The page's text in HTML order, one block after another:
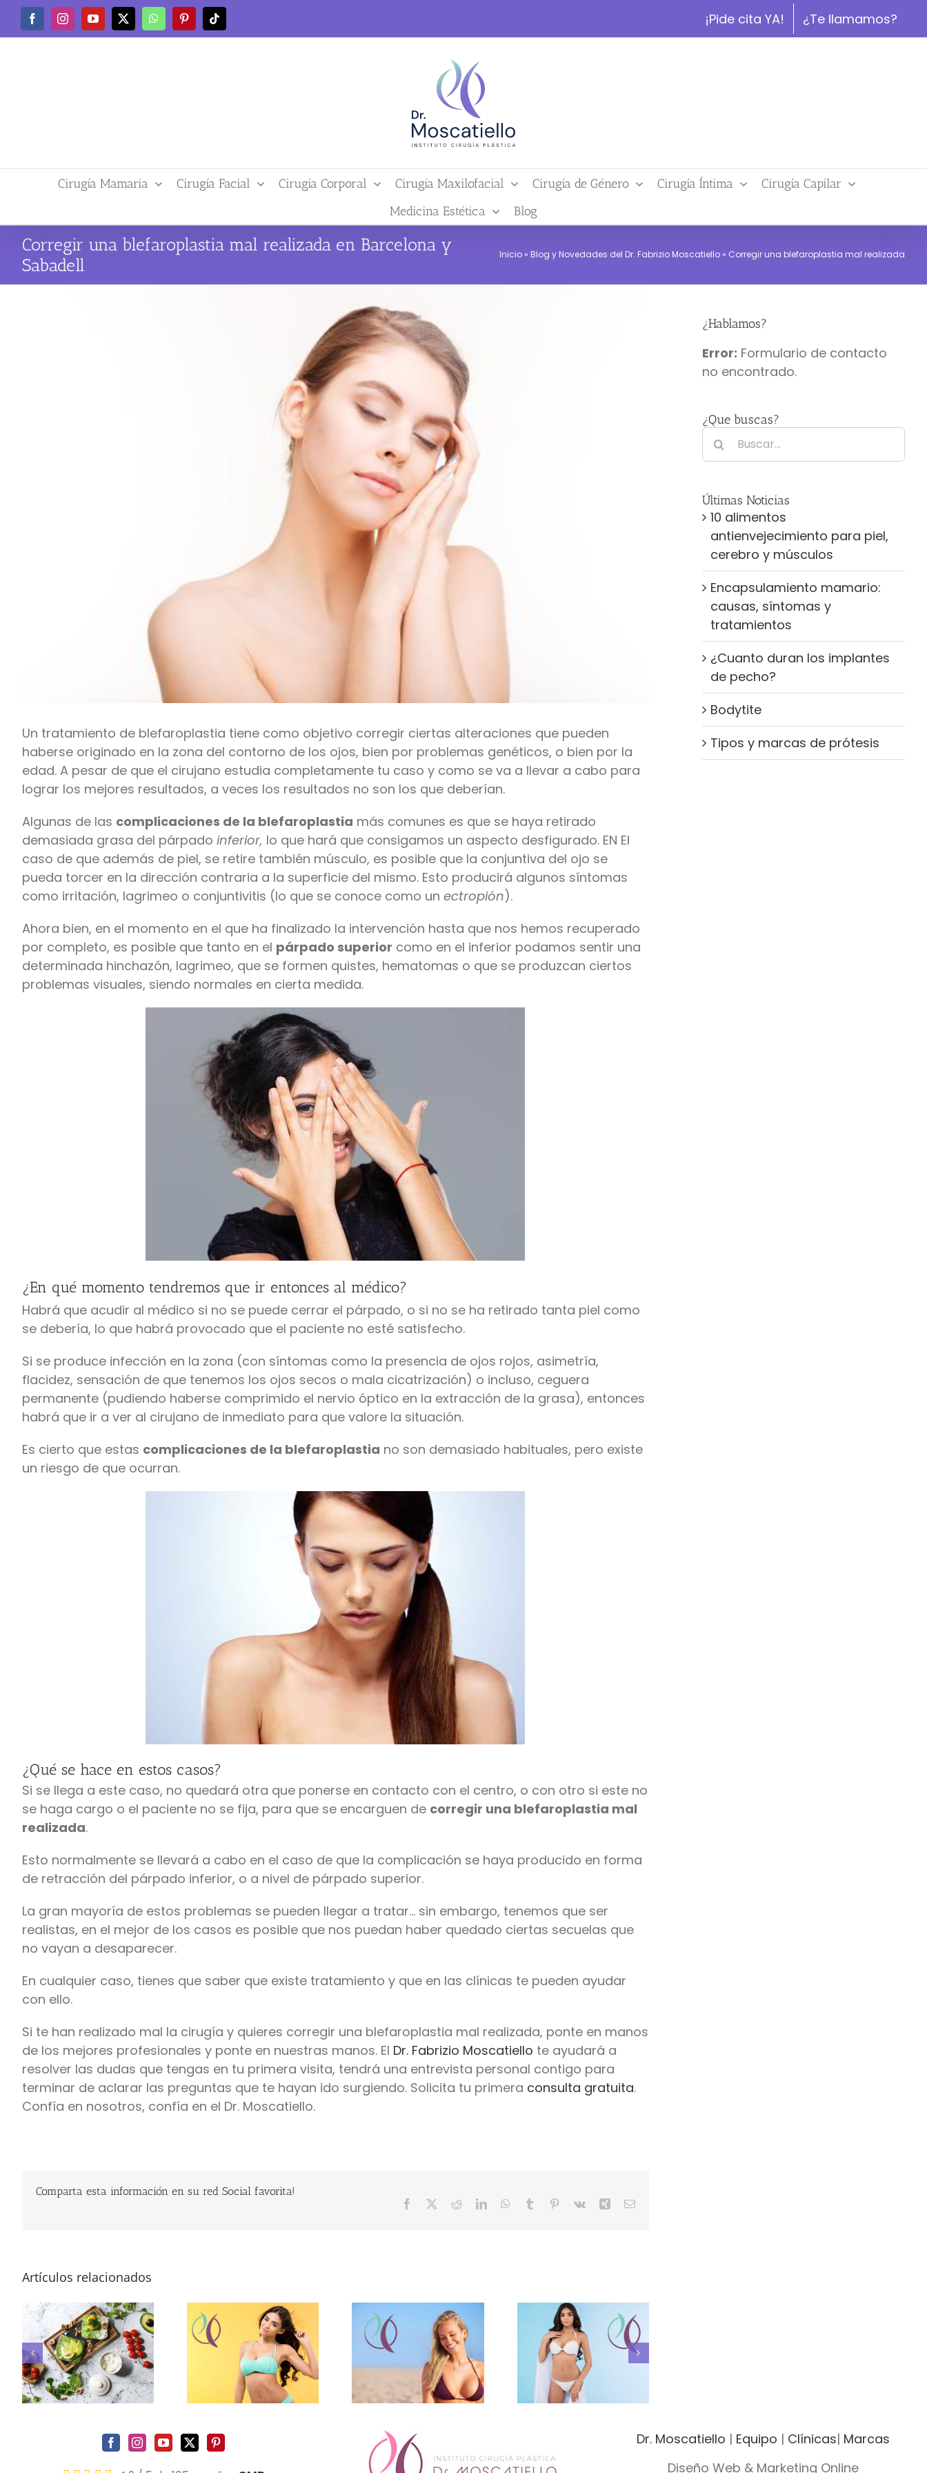
Saltar
FacebookInstagramYouTube
X WhatsAppPinterestTiktok ¡Pide cita YA! ¿Te llamamos?
Cirugía Mamaria Cirugía Facial Cirugía Corporal Cirugía Maxilofacial Cirugía de Género Cirugía Íntima
Cirugía Capilar
Medicina Estética
Blog
Corregir una blefaroplastia mal realizada en Barcelona y
Sabadell
Inicio » Blog y Novedades del Dr. Fabrizio Moscatiello » Corregir una blefaroplastia mal realizada
Un tratamiento de blefaroplastia tiene como objetivo corregir ciertas alteraciones que pueden
haberse originado en la zona del contorno de los ojos, bien por problemas genéticos, o bien por la
edad. A pesar de que el cirujano estudia completamente tu caso y como se va a llevar a cabo para
lograr los mejores resultados, a veces los resultados no son los que deberían.
Algunas de las complicaciones de la blefaroplastia más comunes es que se haya retirado
demasiada grasa del párpado inferior, lo que hará que consigamos un aspecto desfigurado. EN El
caso de que además de piel, se retire también músculo, es posible que la conjuntiva del ojo se
pueda torcer en la dirección contraria a la superficie del mismo. Esto producirá algunos síntomas
como irritación, lagrimeo o conjuntivitis (lo que se conoce como un ectropión).
Ahora bien, en el momento en el que ha finalizado la intervención hasta que nos hemos recuperado
por completo, es posible que tanto en el párpado superior como en el inferior podamos sentir una
determinada hinchazón, lagrimeo, que se formen quistes, hematomas o que se produzcan ciertos
problemas visuales, siendo normales en cierta medida.
¿En qué momento tendremos que ir entonces al médico?
Habrá que acudir al médico si no se puede cerrar el párpado, o si no se ha retirado tanta piel como
se debería, lo que habrá provocado que el paciente no esté satisfecho.
Si se produce infección en la zona (con síntomas como la presencia de ojos rojos, asimetría,
flacidez, sensación de que tenemos los ojos secos o mala cicatrización) o incluso, ceguera
permanente (pudiendo haberse comprimido el nervio óptico en la extracción de la grasa), entonces
habrá que ir a ver al cirujano de inmediato para que valore la situación.
Es cierto que estas complicaciones de la blefaroplastia no son demasiado habituales, pero existe
un riesgo de que ocurran.
¿Qué se hace en estos casos?
Si se llega a este caso, no quedará otra que ponerse en contacto con el centro, o con otro si este no
se haga cargo o el paciente no se fija, para que se encarguen de corregir una blefaroplastia mal
realizada.
Esto normalmente se llevará a cabo en el caso de que la complicación se haya producido en forma
de retracción del párpado inferior, o a nivel de párpado superior.
La gran mayoría de estos problemas se pueden llegar a tratar… sin embargo, tenemos que ser
realistas, en el mejor de los casos es posible que nos puedan haber quedado ciertas secuelas que
no vayan a desaparecer.
En cualquier caso, tienes que saber que existe tratamiento y que en las clínicas te pueden ayudar
con ello.
Si te han realizado mal la cirugía y quieres corregir una blefaroplastia mal realizada, ponte en manos
de los mejores profesionales y ponte en nuestras manos. El Dr. Fabrizio Moscatiello te ayudará a
resolver las dudas que tengas en tu primera visita, tendrá una entrevista personal contigo para
terminar de aclarar las preguntas que te hayan ido surgiendo. Solicita tu primera consulta gratuita.
Confía en nosotros, confía en el Dr. Moscatiello.
Comparta esta información en su red Social favorita!
Facebook RedditLinkedInWhatsApp
Tumblr Pinterest
Vk Xing Correo
Artículos relacionados
Encapsulamiento
mamario: causas,
síntomas y
tratamientos
¿Cuanto duran los
implantes de pecho?
Bodytite
Tipos y marcas de
¿Hablamos?
Error: Formulario de contacto
no encontrado.
¿Que buscas?
Buscar:
Últimas Noticias
10 alimentos
antienvejecimiento para piel,
cerebro y músculos
Encapsulamiento mamario:
causas, síntomas y
tratamientos
¿Cuanto duran los implantes
de pecho?
Bodytite
Tipos y marcas de prótesis
Dr. Moscatiello | Equipo | Clínicas| Marcas
Diseño Web & Marketing Online